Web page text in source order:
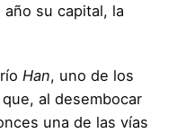
su capital, la
Han, uno de los
al desembocar
una de las vías